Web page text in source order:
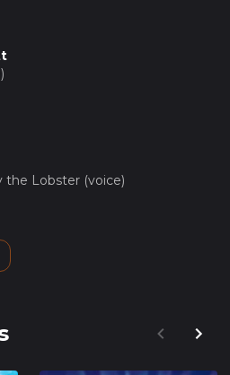
the Lobster (voice)